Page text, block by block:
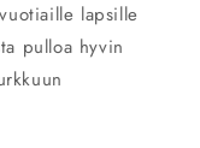
lapsille
pulloa hyvin